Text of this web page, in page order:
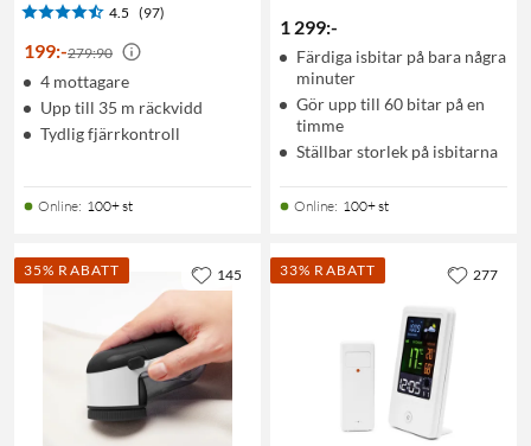
4.5 (97)
199:-279:90
4 mottagare
Upp till 35 m räckvidd
Tydlig fjärrkontroll
Online: 100+ st
1 299:-
Färdiga isbitar på bara några
minuter
Gör upp till 60 bitar på en
timme
Ställbar storlek på isbitarna
Online: 100+ st
35% RABATT 145 33% RABATT 277